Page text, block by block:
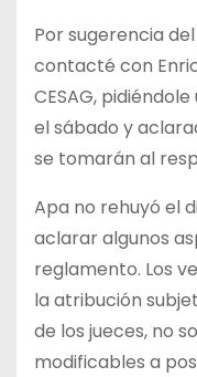
Por sugerencia
contacté con
CESAG,
el sábado y
se tomarán al
Apa no rehuyó el
aclarar algunos
reglamento. Los
la atribución
de los jueces, no
modificables a